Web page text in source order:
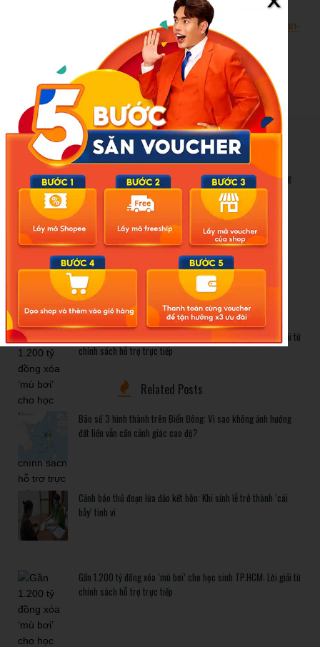
https://vnexpress.net/nghi-pham-mang-ao-in-co-iran-
xa-sung-vao-quan-bar-my-5045555.html
New Posts
Bão số 3 hình thành trên Biển Đông: Vì sao không ảnh hưởng
đất liền vẫn cần cảnh giác cao độ?
Cảnh báo thủ đoạn lừa đảo kết hôn: Khi sính lễ trở thành ‘cái
bẫy’ tinh vi
Gần 1.200 tỷ đồng xóa ‘mù bơi’ cho học sinh TP.HCM: Lời giải từ
chính sách hỗ trợ trực tiếp
Related Posts
Bão số 3 hình thành trên Biển Đông: Vì sao không ảnh hưởng
đất liền vẫn cần cảnh giác cao độ?
Cảnh báo thủ đoạn lừa đảo kết hôn: Khi sính lễ trở thành ‘cái
bẫy’ tinh vi
Gần 1.200 tỷ đồng xóa ‘mù bơi’ cho học sinh TP.HCM: Lời giải từ
chính sách hỗ trợ trực tiếp